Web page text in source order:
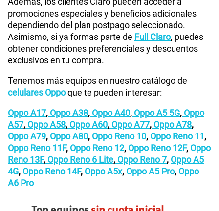
promociones especiales y beneficios adicionales
dependiendo del plan postpago seleccionado.
Asimismo, si ya formas parte de Full Claro, puedes
obtener condiciones preferenciales y descuentos
exclusivos en tu compra.
Tenemos más equipos en nuestro catálogo de
celulares Oppoque te pueden interesar:
Oppo A17, Oppo A38, Oppo A40, Oppo A5 5G, Oppo
A57, Oppo A58, Oppo A60, Oppo A77, Oppo A78,
Oppo A79, Oppo A80, Oppo Reno 10, Oppo Reno 11,
Oppo Reno 11F, Oppo Reno 12, Oppo Reno 12F, Oppo
Reno 13F, Oppo Reno 6 Lite, Oppo Reno 7, Oppo A5
4G, Oppo Reno 14F, Oppo A5x, Oppo A5 Pro, Oppo
A6 Pro